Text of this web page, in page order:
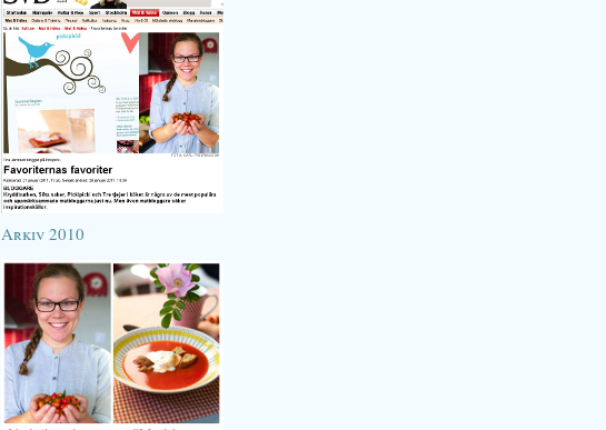
Arkiv 2010